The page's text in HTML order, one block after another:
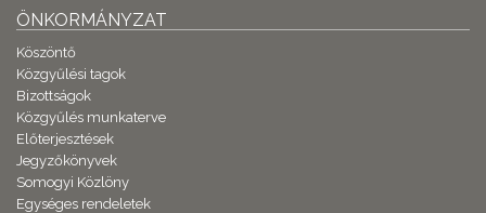
ÖNKORMÁNYZAT
Köszöntő
Közgyűlési tagok
Bizottságok
Közgyűlés munkaterve
Előterjesztések
Jegyzőkönyvek
Somogyi Közlöny
Egységes rendeletek